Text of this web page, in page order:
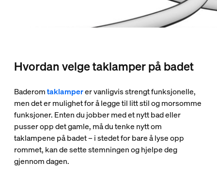
Hvordan velge taklamper på badet
Baderomtaklamperer vanligvis strengt funksjonelle,
men det er mulighet for å legge til litt stil og morsomme
funksjoner. Enten du jobber med et nytt bad eller
pusser opp det gamle, må du tenke nytt om
taklampene på badet – i stedet for bare å lyse opp
rommet, kan de sette stemningen og hjelpe deg
gjennom dagen.